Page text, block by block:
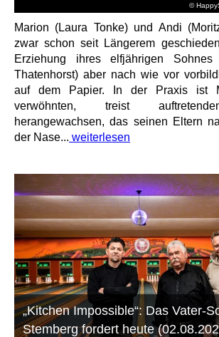
©
Marion (Laura Tonke) und Andi
zwar schon seit Längerem
Erziehung ihres elfjährigen Sohnes
Thatenhorst) aber nach wie vor
auf dem Papier. In der Praxis ist
verwöhnten, treist
herangewachsen, das seinen Eltern
der Nase... weiterlesen
„Kitchen Impossible“: Das Vater-
Stemberg fordert heute